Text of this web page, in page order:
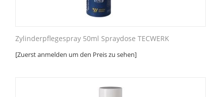
Zylinderpflegespray 50ml Spraydose TECWERK
[Zuerst anmelden um den Preis zu sehen]